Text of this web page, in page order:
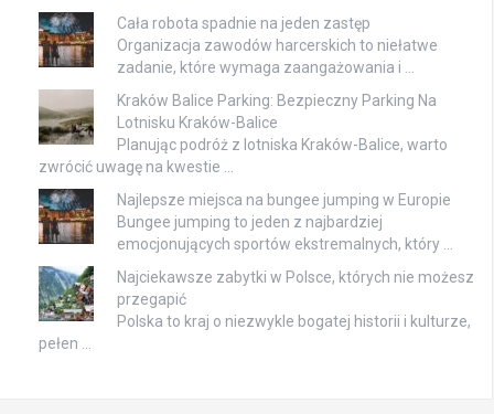
Cała robota spadnie na jeden zastęp
Organizacja zawodów harcerskich to niełatwe
zadanie, które wymaga zaangażowania i …
Kraków Balice Parking: Bezpieczny Parking Na
Lotnisku Kraków-Balice
Planując podróż z lotniska Kraków-Balice, warto
zwrócić uwagę na kwestie …
Najlepsze miejsca na bungee jumping w Europie
Bungee jumping to jeden z najbardziej
emocjonujących sportów ekstremalnych, który …
Najciekawsze zabytki w Polsce, których nie możesz
przegapić
Polska to kraj o niezwykle bogatej historii i kulturze,
pełen …